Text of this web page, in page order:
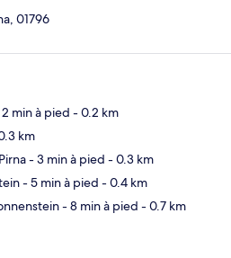
01796
min à pied - 0.2 km
km
- 3 min à pied - 0.3 km
- 5 min à pied - 0.4 km
- 8 min à pied - 0.7 km